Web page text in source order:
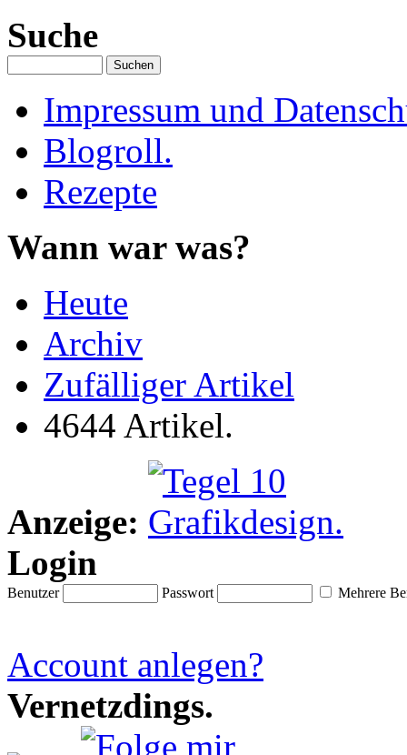
Suche
Impressum und
Blogroll.
Rezepte
Wann war was?
Heute
Archiv
Zufälliger Artikel
4644 Artikel.
Anzeige:
Login
Benutzer Passwort Mehrere
Account anlegen?
Vernetzdings.